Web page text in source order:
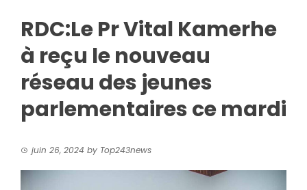
RDC:Le Pr Vital Kamerhe
à reçu le nouveau
réseau des jeunes
parlementaires ce mardi
juin 26, 2024 by Top243news